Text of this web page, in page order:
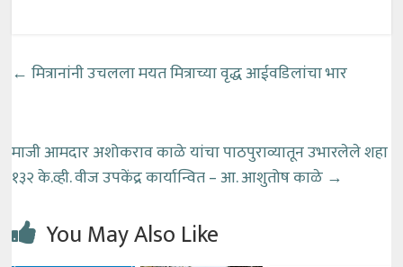
← मित्रानांनी उचलला मयत मित्राच्या वृद्ध आईवडिलांचा भार
माजी आमदार अशोकराव काळे यांचा पाठपुराव्यातून उभारलेले शहा
१३२ के.व्ही. वीज उपकेंद्र कार्यान्वित – आ. आशुतोष काळे →
You May Also Like